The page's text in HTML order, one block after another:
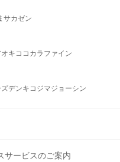
サカゼン
キ ココカラファイン
デンキ コジマジョーシン
サービスのご案内